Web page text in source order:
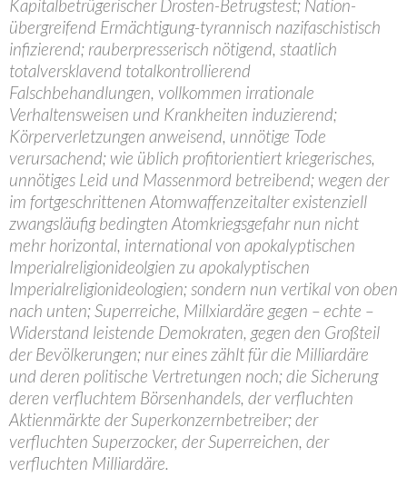
Kapitalbetrügerischer Drosten-Betrugstest; Nation-
übergreifend Ermächtigung-tyrannisch nazifaschistisch
infizierend; rauberpresserisch nötigend, staatlich
totalversklavend totalkontrollierend
Falschbehandlungen, vollkommen irrationale
Verhaltensweisen und Krankheiten induzierend;
Körperverletzungen anweisend, unnötige Tode
verursachend; wie üblich profitorientiert kriegerisches,
unnötiges Leid und Massenmord betreibend; wegen der
im fortgeschrittenen Atomwaffenzeitalter existenziell
zwangsläufig bedingten Atomkriegsgefahr nun nicht
mehr horizontal, international von apokalyptischen
Imperialreligionideolgien zu apokalyptischen
Imperialreligionideologien; sondern nun vertikal von oben
nach unten; Superreiche, Millxiardäre gegen – echte –
Widerstand leistende Demokraten, gegen den Großteil
der Bevölkerungen; nur eines zählt für die Milliardäre
und deren politische Vertretungen noch; die Sicherung
deren verfluchtem Börsenhandels, der verfluchten
Aktienmärkte der Superkonzernbetreiber; der
verfluchten Superzocker, der Superreichen, der
verfluchten Milliardäre.